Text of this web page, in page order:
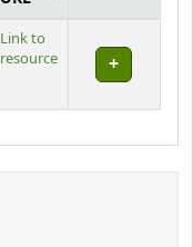
Link to
resource